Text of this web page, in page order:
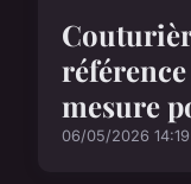
mesure
06/05/2026 14:19